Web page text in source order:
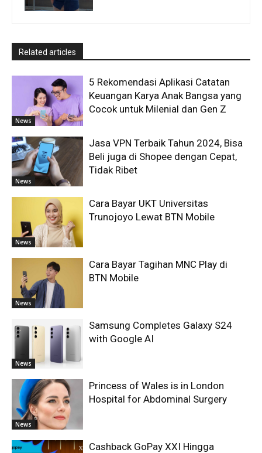
Related articles
News
5 Rekomendasi Aplikasi Catatan
Keuangan Karya Anak Bangsa yang
Cocok untuk Milenial dan Gen Z
News
Jasa VPN Terbaik Tahun 2024, Bisa
Beli juga di Shopee dengan Cepat,
Tidak Ribet
News
Cara Bayar UKT Universitas
Trunojoyo Lewat BTN Mobile
News
Cara Bayar Tagihan MNC Play di
BTN Mobile
News
Samsung Completes Galaxy S24
with Google AI
News
Princess of Wales is in London
Hospital for Abdominal Surgery
Cashback GoPay XXI Hingga